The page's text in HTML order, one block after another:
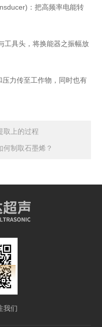
：把高频率电能转
具头，将换能器之振幅放
力传至工作物，同时也有
取上的过程
何制取石墨烯？
我们